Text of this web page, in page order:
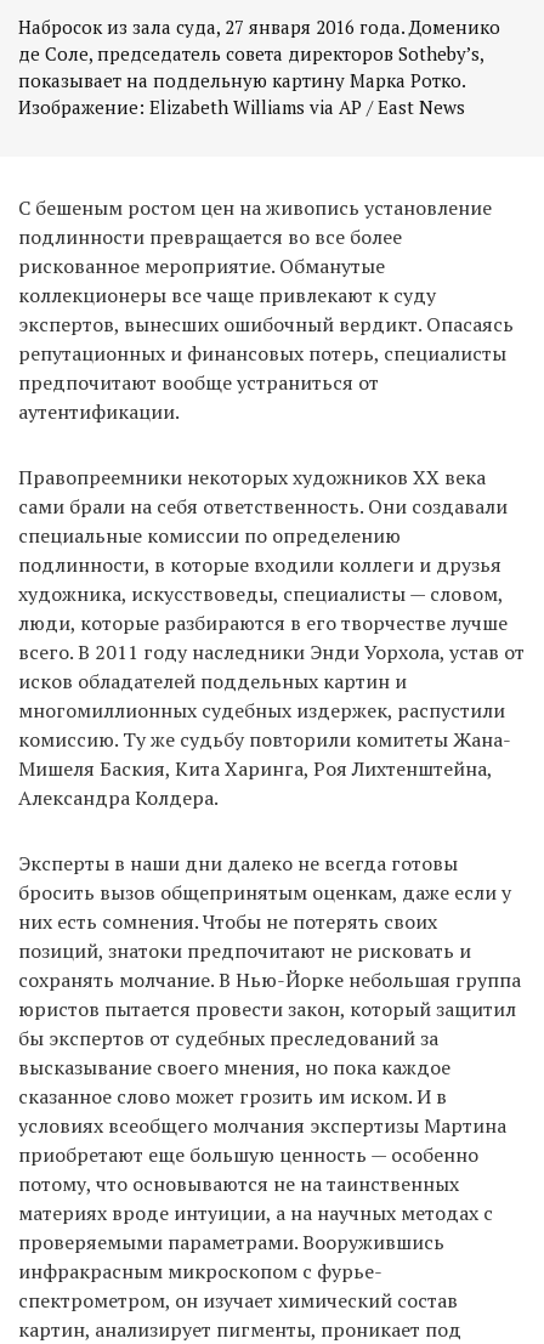
Набросок из зала суда, 27 января 2016 года. Доменико
де Соле, председатель совета директоров Sotheby’s,
показывает на поддельную картину Марка Ротко.
Изображение: Elizabeth Williams via AP / East News
С бешеным ростом цен на живопись установление
подлинности превращается во все более
рискованное мероприятие. Обманутые
коллекционеры все чаще привлекают к суду
экспертов, вынесших ошибочный вердикт. Опасаясь
репутационных и финансовых потерь, специалисты
предпочитают вообще устраниться от
аутентификации.
Правопреемники некоторых художников XX века
сами брали на себя ответственность. Они создавали
специальные комиссии по определению
подлинности, в которые входили коллеги и друзья
художника, искусствоведы, специалисты — словом,
люди, которые разбираются в его творчестве лучше
всего. В 2011 году наследники Энди Уорхола, устав от
исков обладателей поддельных картин и
многомиллионных судебных издержек, распустили
комиссию. Ту же судьбу повторили комитеты Жана-
Мишеля Баския, Кита Харинга, Роя Лихтенштейна,
Александра Колдера.
Эксперты в наши дни далеко не всегда готовы
бросить вызов общепринятым оценкам, даже если у
них есть сомнения. Чтобы не потерять своих
позиций, знатоки предпочитают не рисковать и
сохранять молчание. В Нью-Йорке небольшая группа
юристов пытается провести закон, который защитил
бы экспертов от судебных преследований за
высказывание своего мнения, но пока каждое
сказанное слово может грозить им иском. И в
условиях всеобщего молчания экспертизы Мартина
приобретают еще большую ценность — особенно
потому, что основываются не на таинственных
материях вроде интуиции, а на научных методах с
проверяемыми параметрами. Вооружившись
инфракрасным микроскопом с фурье-
спектрометром, он изучает химический состав
картин, анализирует пигменты, проникает под